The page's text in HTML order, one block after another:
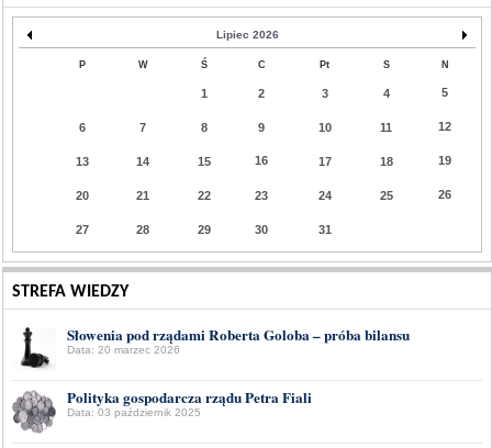
Lipiec 2026
P W Ś C Pt S N
1 2 3 4 5
6 7 8 9 10 11 12
13 14 15 16 17 18 19
20 21 22 23 24 25 26
27 28 29 30 31
STREFA WIEDZY
Słowenia pod rządami Roberta Goloba – próba bilansu
Data: 20 marzec 2026
Polityka gospodarcza rządu Petra Fiali
Data: 03 październik 2025